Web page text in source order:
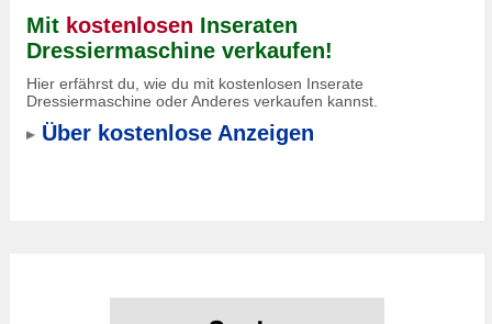
Mit kostenlosen Inseraten
Dressiermaschine verkaufen!
Hier erfährst du, wie du mit kostenlosen Inserate
Dressiermaschine oder Anderes verkaufen kannst.
Über kostenlose Anzeigen